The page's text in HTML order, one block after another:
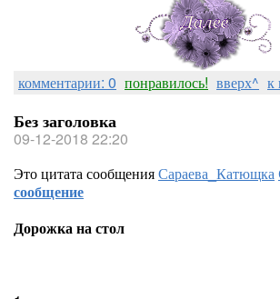
комментарии: 0 понравилось! вверх^ к
Без заголовка
09-12-2018 22:20
Это цитата сообщенияСараева_Катющка
сообщение
Дорожка на стол